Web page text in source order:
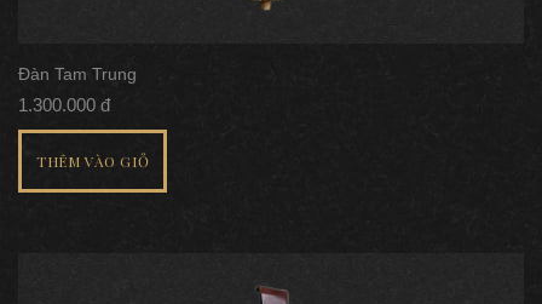
Đàn Tam Trung
1.300.000 đ
THÊM VÀO GIỎ